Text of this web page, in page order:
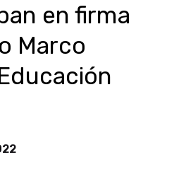
en firma
Marco